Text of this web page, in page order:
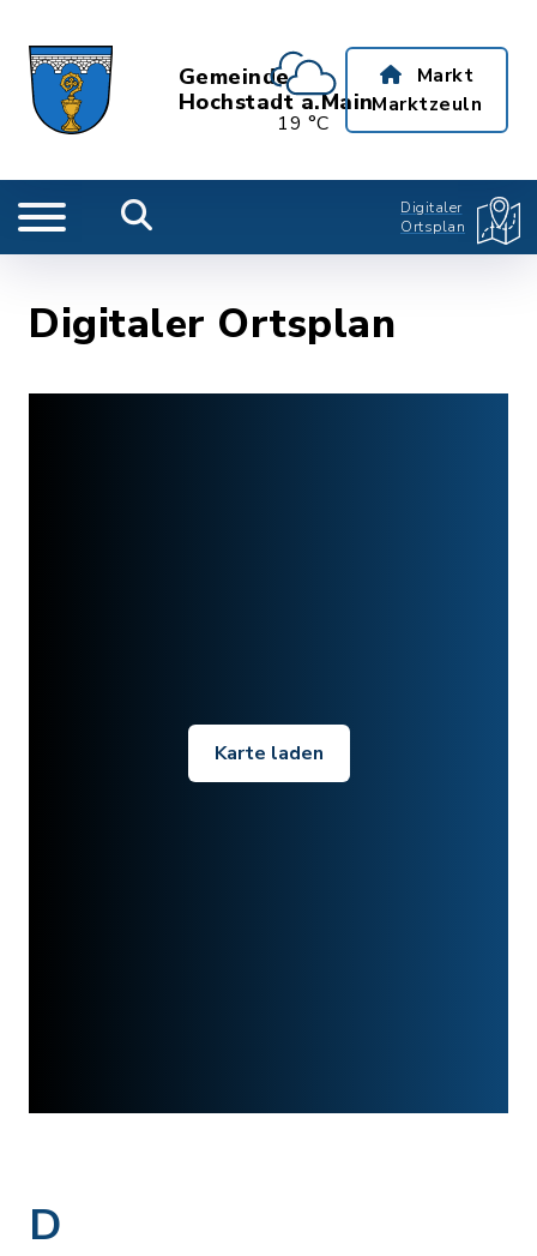
Gemeinde
Hochstadt a.Main
19 °C
Markt
Marktzeuln
Digitaler
Ortsplan
Digitaler Ortsplan
Karte laden
D